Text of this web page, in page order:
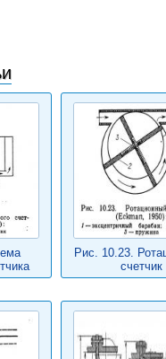
Рис. 10.23.
счетчик